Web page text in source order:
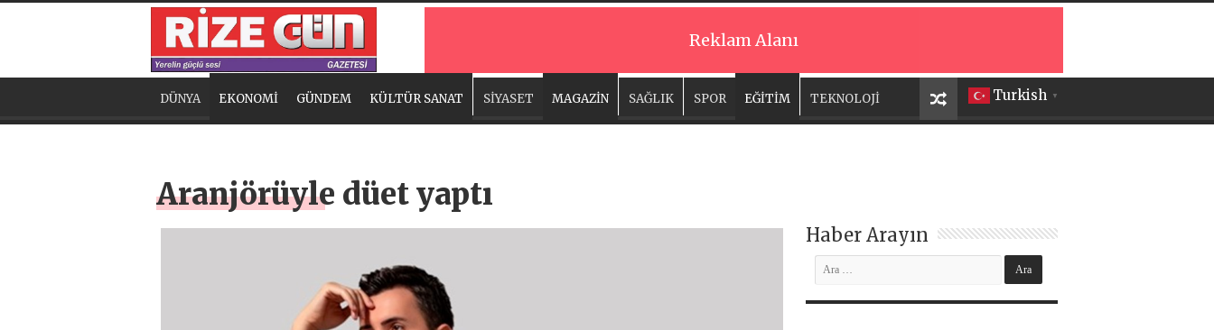
Reklam Alanı
Turkish ▼
DÜNYA EKONOMİ GÜNDEM KÜLTÜR SANAT SİYASET MAGAZİN SAĞLIK SPOR EĞİTİM TEKNOLOJİ
Aranjörüyle düet yaptı
Haber Arayın